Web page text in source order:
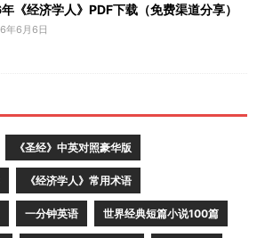
《经济学人》PDF下载（免费渠道分享）
年6月6日
《圣经》中英对照豪华版
《经济学人》常用术语
一分钟英语 世界经典短篇小说100篇